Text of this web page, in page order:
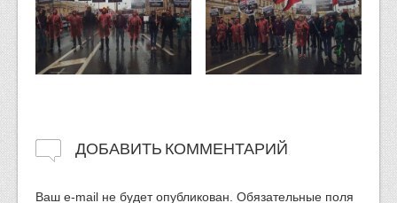
ДОБАВИТЬ КОММЕНТАРИЙ
Ваш e-mail не будет опубликован. Обязательные поля